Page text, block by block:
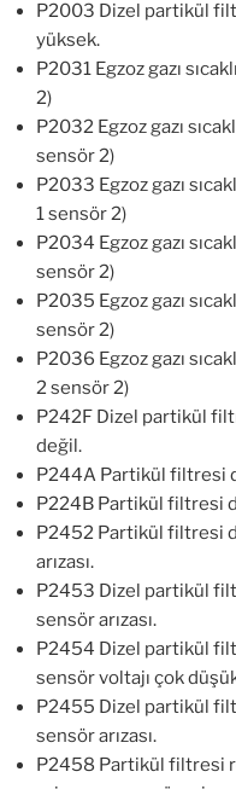
P2003 Dizel partikül
yüksek.
P2031 Egzoz gazı
2)
P2032 Egzoz gazı
sensör 2)
P2033 Egzoz gazı
1 sensör 2)
P2034 Egzoz gazı
sensör 2)
P2035 Egzoz gazı
sensör 2)
P2036 Egzoz gazı
2 sensör 2)
P242F Dizel partikül
değil.
P244A Partikül filtresi
P224B Partikül filtresi
P2452 Partikül filtresi
arızası.
P2453 Dizel partikül
sensör arızası.
P2454 Dizel partikül
sensör voltajı çok
P2455 Dizel partikül
sensör arızası.
P2458 Partikül filtresi